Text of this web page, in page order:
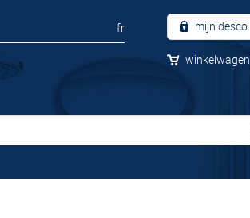
fr mijn desco
winkelwagen